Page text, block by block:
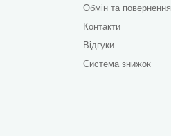
Обмін та повернення
Контакти
Відгуки
Система знижок